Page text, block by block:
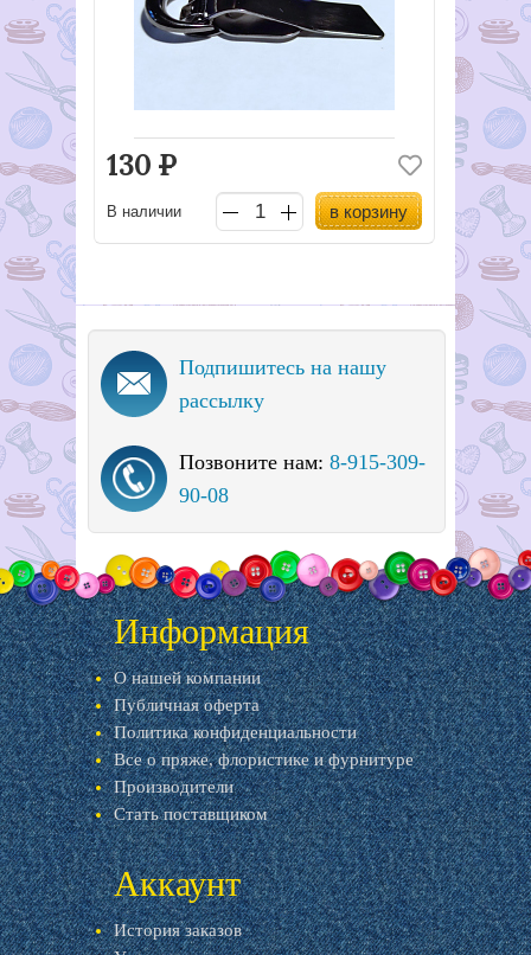
130 Р
В наличии в корзину
Подпишитесь на нашу
рассылку
Позвоните нам: 8-915-309-
90-08
Информация
О нашей компании
Публичная оферта
Политика конфиденциальности
Все о пряже, флористике и фурнитуре
Производители
Стать поставщиком
Аккаунт
История заказов